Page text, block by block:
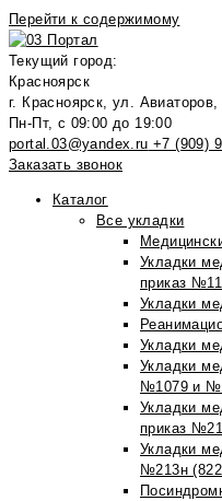
Перейти к содержимому
Текущий город:
Красноярск
г. Красноярск, ул. Авиаторов,
Пн-Пт, с 09:00 до 19:00
portal.03@yandex.ru +7 (909)
Заказать звонок
Каталог
Все укладки
Укладки
приказ
Укладки
Укладки
Укладки
№1079 и
Укладки
приказ
Укладки
№213н